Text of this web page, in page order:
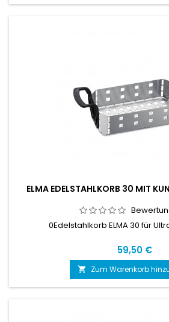
ELMA EDELSTAHLKORB 30 MIT
0Edelstahlkorb ELMA 30 für
59,50 €
 Zum Warenkorb